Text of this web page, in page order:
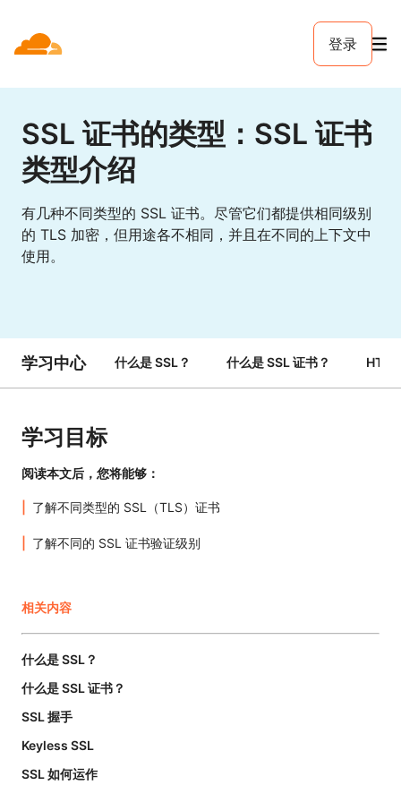
登录
SSL 证书的类型：SSL 证书
类型介绍
有几种不同类型的 SSL 证书。尽管它们都提供相同级别
的 TLS 加密，但用途各不相同，并且在不同的上下文中
使用。
学习中心 什么是 SSL？ 什么是 SSL 证书？
学习目标
阅读本文后，您将能够：
了解不同类型的 SSL（TLS）证书
了解不同的 SSL 证书验证级别
相关内容
什么是 SSL？
什么是 SSL 证书？
SSL 握手
Keyless SSL
SSL 如何运作